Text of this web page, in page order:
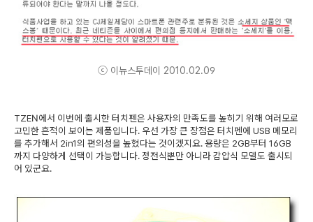
ⓒ 이뉴스투데이 2010.02.09
TZEN에서 이번에 출시한 터치펜은 사용자의 만족도를 높히기 위해 여러모로
고민한 흔적이 보이는 제품입니다. 우선 가장 큰 장점은 터치펜에 USB 메모리
를 추가해서 2in1의 편의성을 높혔다는 것이겠지요. 용량은 2GB부터 16GB
까지 다양하게 선택이 가능합니다. 정전식뿐만 아니라 감압식 모델도 출시되
어 있군요.